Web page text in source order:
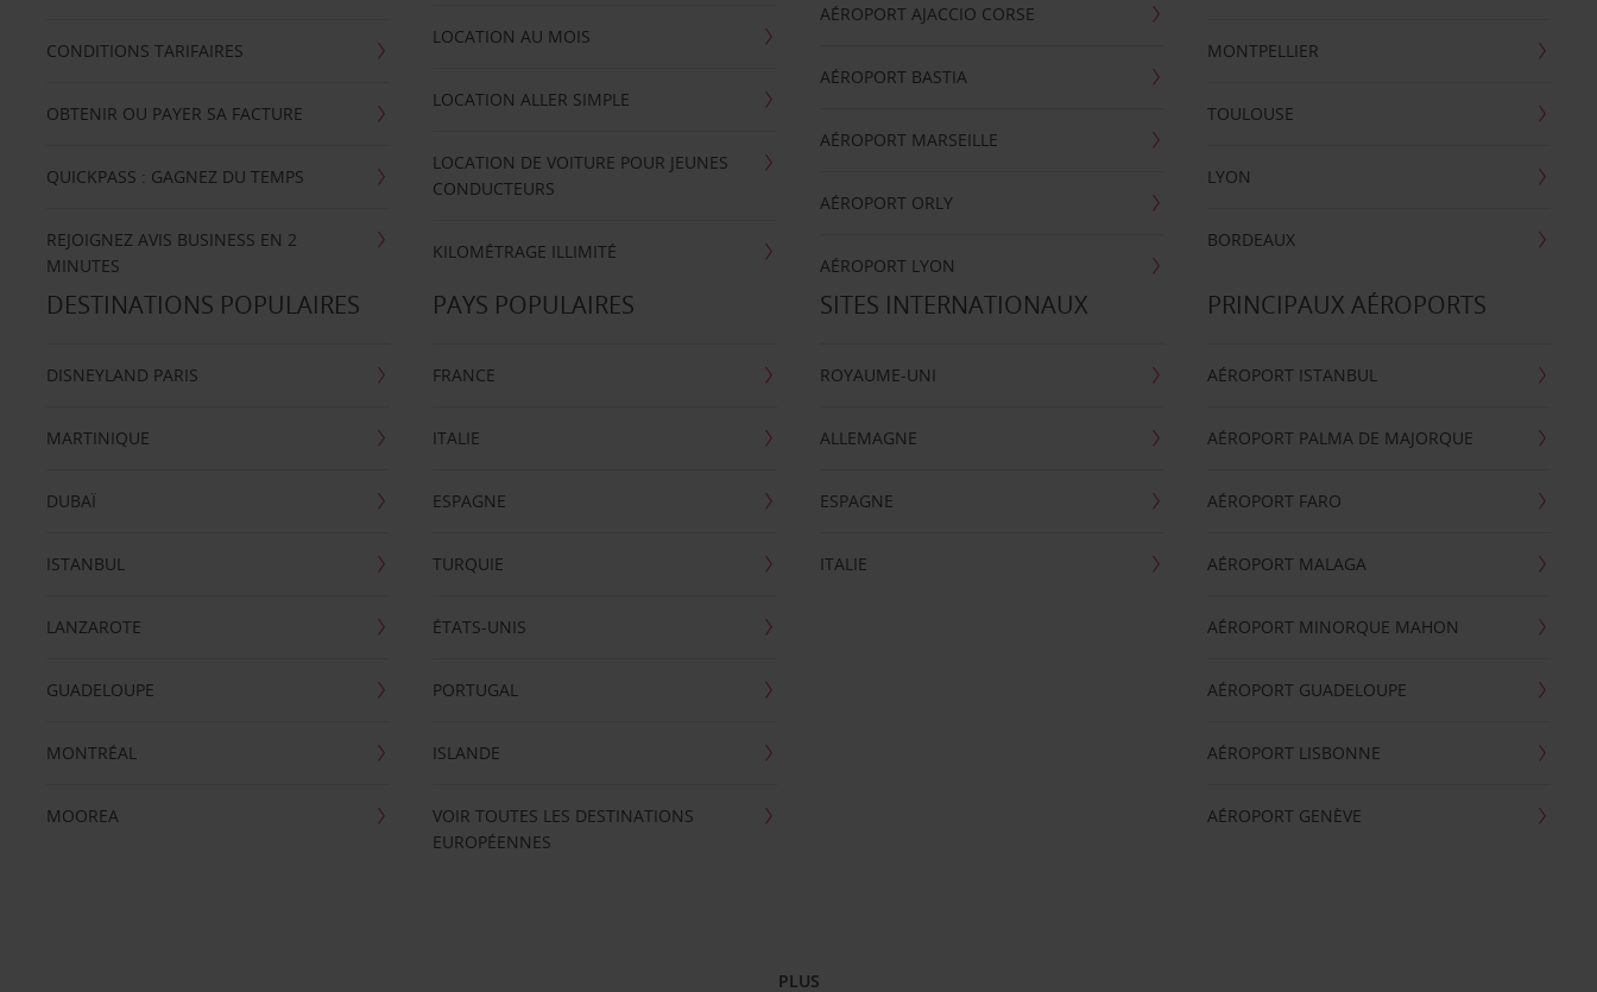
CONDITIONS TARIFAIRES
OBTENIR OU PAYER SA FACTURE
QUICKPASS : GAGNEZ DU TEMPS
REJOIGNEZ AVIS BUSINESS EN 2
MINUTES
LOCATION AU MOIS
LOCATION ALLER SIMPLE
LOCATION DE VOITURE POUR JEUNES
CONDUCTEURS
KILOMÉTRAGE ILLIMITÉ
AÉROPORT AJACCIO CORSE
AÉROPORT BASTIA
AÉROPORT MARSEILLE
AÉROPORT ORLY
AÉROPORT LYON
MONTPELLIER
TOULOUSE
LYON
BORDEAUX
DESTINATIONS POPULAIRES
DISNEYLAND PARIS
MARTINIQUE
DUBAÏ
ISTANBUL
LANZAROTE
GUADELOUPE
MONTRÉAL
MOOREA
PAYS POPULAIRES
FRANCE
ITALIE
ESPAGNE
TURQUIE
ÉTATS-UNIS
PORTUGAL
ISLANDE
VOIR TOUTES LES DESTINATIONS
EUROPÉENNES
SITES INTERNATIONAUX
ROYAUME-UNI
ALLEMAGNE
ESPAGNE
ITALIE
PRINCIPAUX AÉROPORTS
AÉROPORT ISTANBUL
AÉROPORT PALMA DE MAJORQUE
AÉROPORT FARO
AÉROPORT MALAGA
AÉROPORT MINORQUE MAHON
AÉROPORT GUADELOUPE
AÉROPORT LISBONNE
AÉROPORT GENÈVE
PLUS